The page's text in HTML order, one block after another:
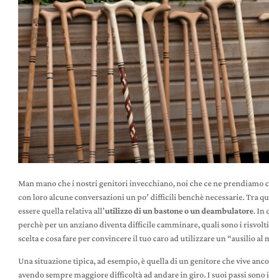
Man mano che i nostri genitori invecchiano, noi che ce ne prendiamo
con loro alcune conversazioni un po’ difficili benchè necessarie. Tra
essere quella relativa all’utilizzo di un bastone o un deambulatore. In
perchè per un anziano diventa difficile camminare, quali sono i
scelta e cosa fare per convincere il tuo caro ad utilizzare un “ausilio al
Una situazione tipica, ad esempio, è quella di un genitore che vive
avendo sempre maggiore difficoltà ad andare in giro. I suoi passi sono